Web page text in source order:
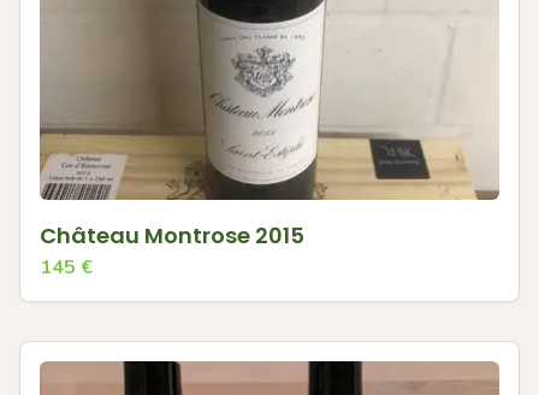
Château Montrose 2015
145 €